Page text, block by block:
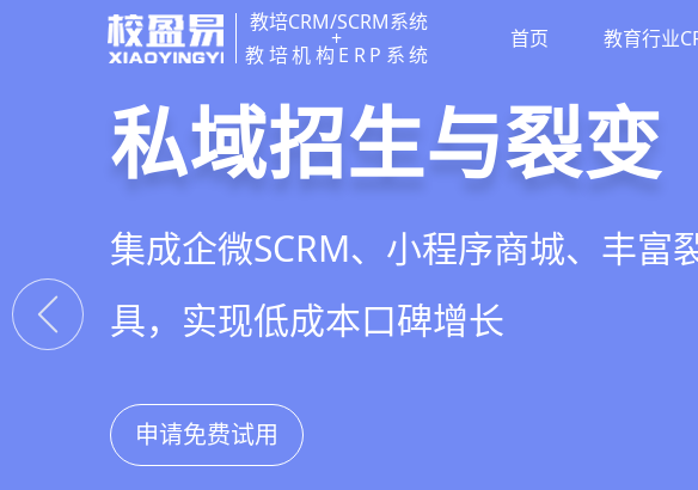
教培CRM/SCRM系统
+
教培机构ERP系统
首页 教育行业
教培行业CRM
以学员为中心，打通从引流、转化、
复购转介绍的全生命周期增长引擎
申请免费试用
智能销售漏斗
线索自动分配、标准化跟单、试听转
析，打造高绩效招生团队
申请免费试用
精细化客户运营
360°学员画像、自动化服务流程、
费预警，深度挖掘学员长期价值
申请免费试用
私域招生与裂变
集成企微SCRM、小程序商城、丰富
具，实现低成本口碑增长
申请免费试用